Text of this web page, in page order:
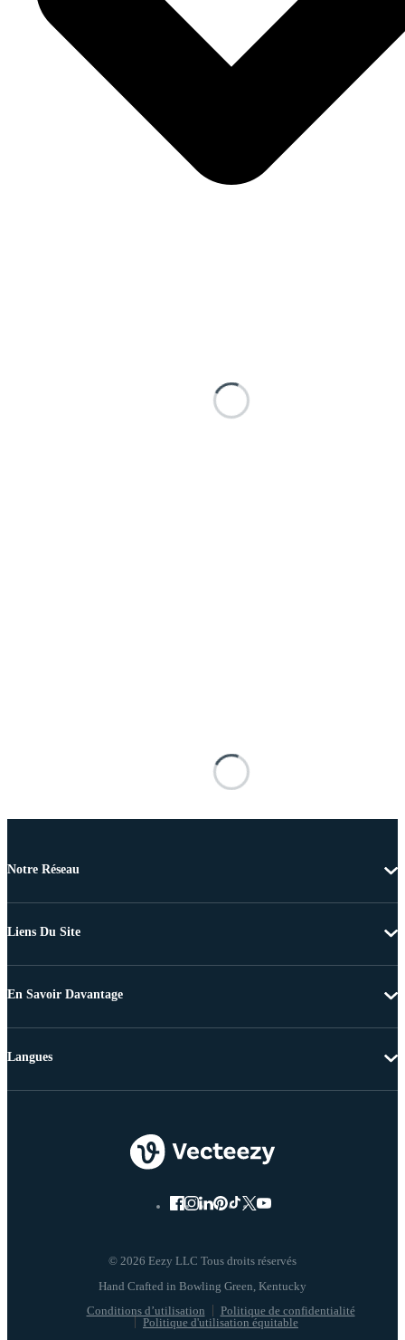
Notre Réseau
Liens Du Site
En Savoir Davantage
© 2026 Eezy LLC Tous droits réservés
Conditions d’utilisation
Politique de confidentialité
Politique d'utilisation équitable
Langues